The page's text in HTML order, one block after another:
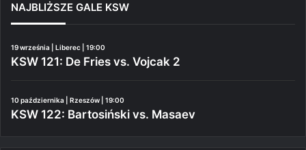
NAJBLIŻSZE GALE KSW
19 września | Liberec | 19:00
KSW 121: De Fries vs. Vojcak 2
10 października | Rzeszów | 19:00
KSW 122: Bartosiński vs. Masaev